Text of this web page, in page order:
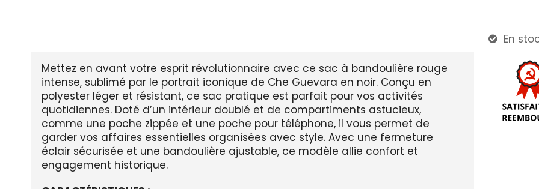
Mettez en avant votre esprit révolutionnaire avec ce sac à bandoulière rouge
intense, sublimé par le portrait iconique de Che Guevara en noir. Conçu en
polyester léger et résistant, ce sac pratique est parfait pour vos activités
quotidiennes. Doté d’un intérieur doublé et de compartiments astucieux,
comme une poche zippée et une poche pour téléphone, il vous permet de
garder vos affaires essentielles organisées avec style. Avec une fermeture
éclair sécurisée et une bandoulière ajustable, ce modèle allie confort et
engagement historique.
 En